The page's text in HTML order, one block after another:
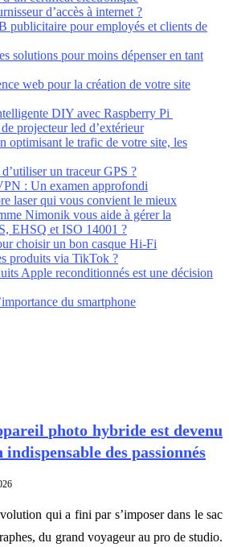
d’accès à internet ?
publicitaire pour employés et clients de
solutions pour moins dépenser en tant
web pour la création de votre site
DIY avec Raspberry Pi
projecteur led d’extérieur
optimisant le trafic de votre site, les
un traceur GPS ?
: Un examen approfondi
laser qui vous convient le mieux
Nimonik vous aide à gérer la
EHSQ et ISO 14001 ?
choisir un bon casque Hi-Fi
produits via TikTok ?
Apple reconditionnés est une décision
du smartphone
photo hybride est devenu
indispensable des passionnés
qui a fini par s’imposer dans le sac
du grand voyageur au pro de studio.